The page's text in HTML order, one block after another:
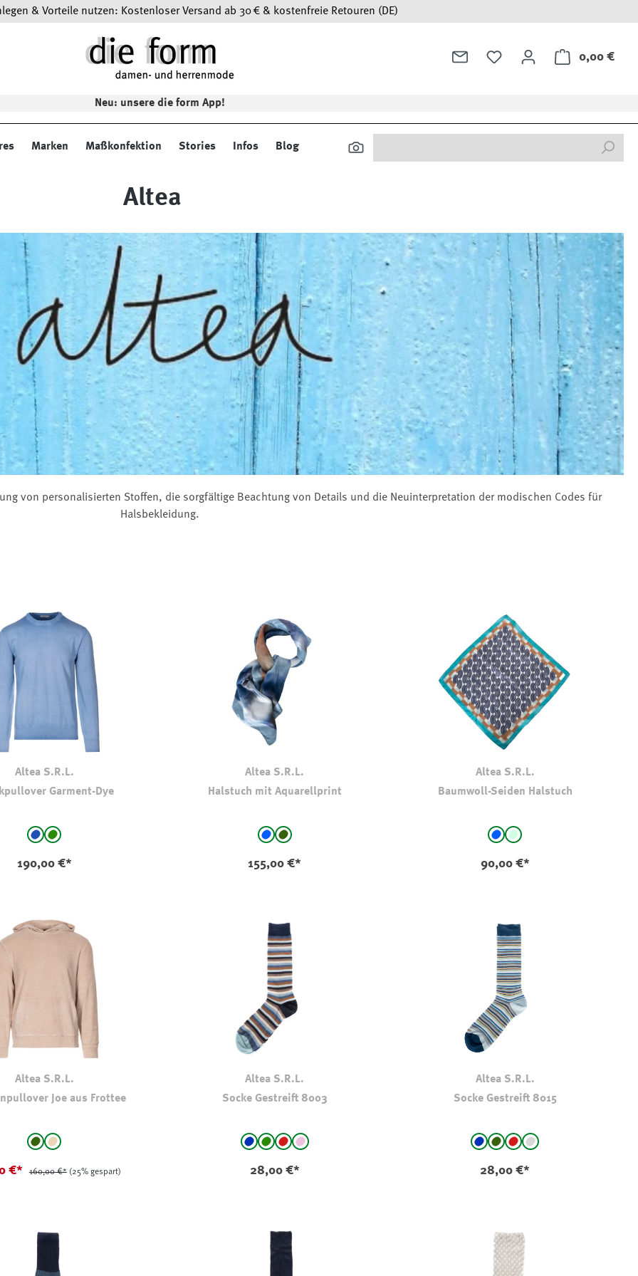
& Vorteile nutzen: Kostenloser Versand ab 30 € & kostenfreie Retouren (DE)
0,00 €
Neu: unsere die form App!
Marken Maßkonfektion Stories Infos Blog
Altea
von personalisierten Stoffen, die sorgfältige Beachtung von Details und die Neuinterpretation der modischen Codes für
Halsbekleidung.
Altea S.R.L.
Garment-Dye
auswählen
mittelblau
grün
190,00 €*
Altea S.R.L.
Halstuch mit Aquarellprint
auswählenblau - gemustert
oliv-kaki-gemustert
155,00 €*
Altea S.R.L.
Baumwoll-Seiden Halstuch
auswählenblau - gemustert
mint
90,00 €*
Altea S.R.L.
Joe aus Frottee
auswählen
dkl oliv-kaki
(Diese Option ist zurzeit nicht verfügbar.)
beige
€* 160,00 €* (25% gespart)
Altea S.R.L.
Socke Gestreift 8003
auswählen
blau - gestreift
grün - gestreift
rot - gestreift
rosa - gestreift
28,00 €*
Altea S.R.L.
Socke Gestreift 8015
auswählen
blau - gestreift
oliv-khaki gestreift
rot - gestreift
hellgrau - gestreift
(Diese Option ist zurzeit
28,00 €*